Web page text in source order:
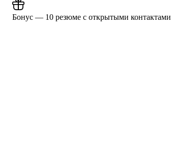
Бонус — 10 резюме с открытыми контактами